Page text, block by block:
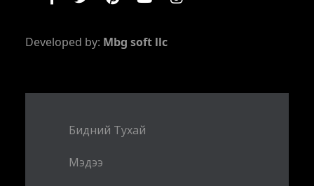
Developed by: Mbg soft llc
Бидний Тухай
Мэдээ